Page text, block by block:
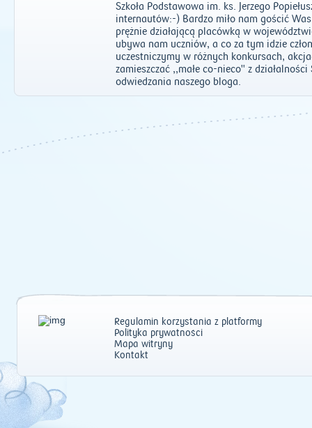
Szkoła Podstawowa im. ks. Jerzego
internautów:-) Bardzo miło nam gościć
prężnie działającą placówką w
ubywa nam uczniów, a co za tym idzie
uczestniczymy w różnych konkursach,
zamieszczać ,,małe co-nieco" z
odwiedzania naszego bloga.
2011| 2012|
Regulamin korzystania z platformy
Polityka prywatności
Mapa witryny
Kontakt